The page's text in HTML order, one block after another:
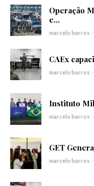
Operação
e...
marcelo barros -
CAEx
marcelo barros -
Instituto
marcelo barros -
GET
marcelo barros -